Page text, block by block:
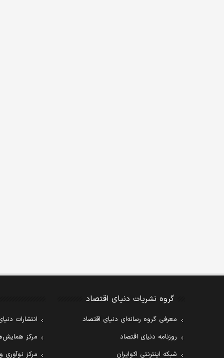
گروه نشریات دنیای اقتصاد
معرفی گروه رسانه‌ای دنیای اقتصاد
روزنامه دنیای اقتصاد
شبکه اینترنتی اکوایران
انتشارات
مرکز
مرکز نوآوری